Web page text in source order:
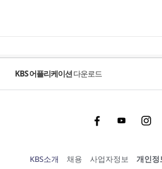
KBS 어플리케이션다운로드
FacebookYoutube
KBS소개 채용 사업자정보 개인정